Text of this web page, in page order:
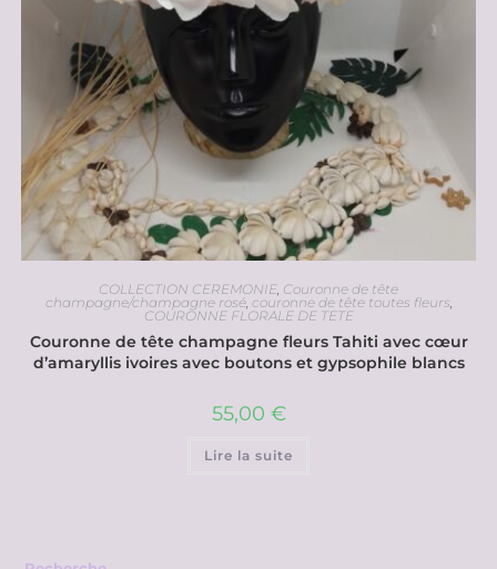
COLLECTION CEREMONIE, Couronne de tête
champagne/champagne rosé, couronne de tête toutes fleurs,
COURONNE FLORALE DE TETE
Couronne de tête champagne fleurs Tahiti avec cœur
d’amaryllis ivoires avec boutons et gypsophile blancs
55,00 €
Lire la suite